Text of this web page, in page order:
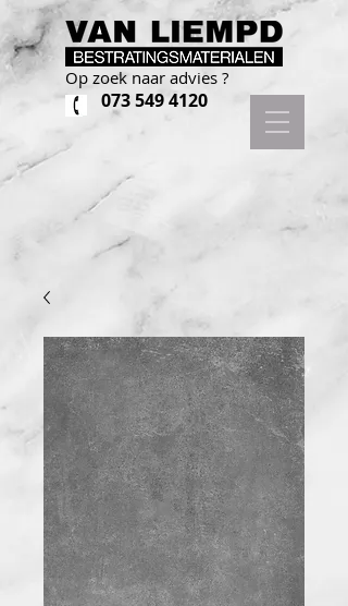
Op zoek naar advies ?
073 549 4120